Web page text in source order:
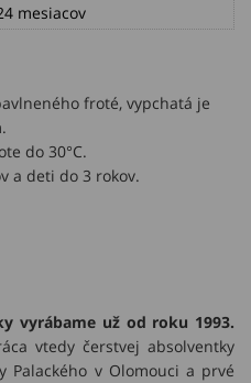
mesiacov
froté, vypchatá je
do 30°C.
a deti do 3 rokov.
vyrábame už od roku 1993.
vtedy čerstvej absolventky
Palackého v Olomouci a prvé